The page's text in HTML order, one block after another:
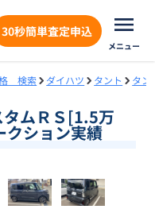
30秒簡単査定申込
メニュー
格 検索 ダイハツ タント タン
ムＲＳ[1.5万
ション実績
1/18